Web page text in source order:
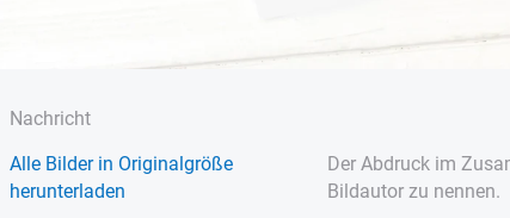
Nachricht
Alle Bilder in Originalgröße
herunterladen
Der Abdruck im
Bildautor zu nennen.